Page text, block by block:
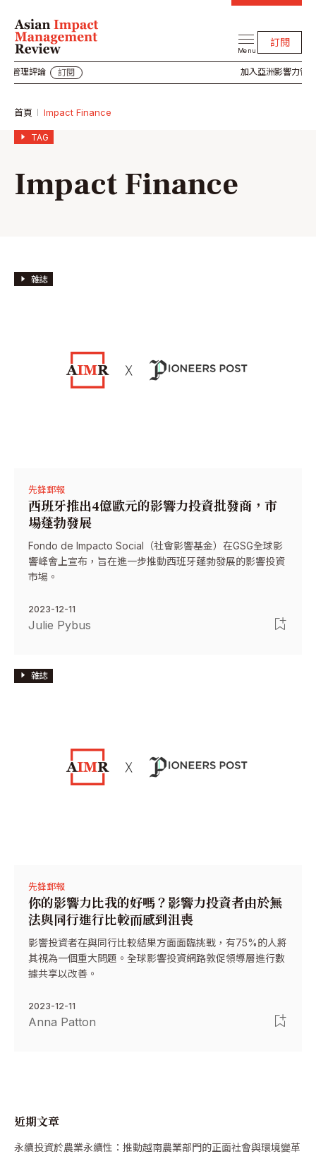
Menu
訂閱
管理評論 訂閱 加入亞洲影響力管理
首頁 Impact Finance
TAG
Impact Finance
雜誌
先鋒郵報
西班牙推出4億歐元的影響力投資批發商，市
場蓬勃發展
Fondo de Impacto Social（社會影響基金）在GSG全球影
響峰會上宣布，旨在進一步推動西班牙蓬勃發展的影響投資
市場。
2023-12-11
Julie Pybus
雜誌
先鋒郵報
你的影響力比我的好嗎？影響力投資者由於無
法與同行進行比較而感到沮喪
影響投資者在與同行比較結果方面面臨挑戰，有75%的人將
其視為一個重大問題。全球影響投資網路敦促領導層進行數
據共享以改善。
2023-12-11
Anna Patton
近期文章
永續投資於農業永續性：推動越南農業部門的正面社會與環境變革